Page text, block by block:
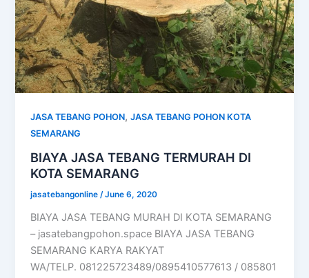
JASA TEBANG POHON,JASA TEBANG POHON KOTA
SEMARANG
BIAYA JASA TEBANG TERMURAH DI
KOTA SEMARANG
jasatebangonline/June 6, 2020
BIAYA JASA TEBANG MURAH DI KOTA SEMARANG
– jasatebangpohon.space BIAYA JASA TEBANG
SEMARANG KARYA RAKYAT
WA/TELP. 081225723489/0895410577613 / 085801